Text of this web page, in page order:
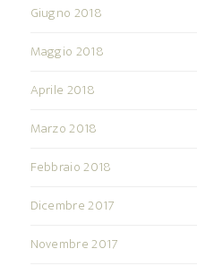
Giugno 2018
Maggio 2018
Aprile 2018
Marzo 2018
Febbraio 2018
Dicembre 2017
Novembre 2017